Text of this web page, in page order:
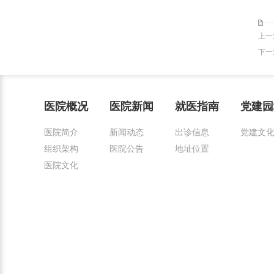
上
下
医院概况
医院简介
组织架构
医院文化
医院新闻
新闻动态
医院公告
就医指南
出诊信息
地址位置
党建
党建文